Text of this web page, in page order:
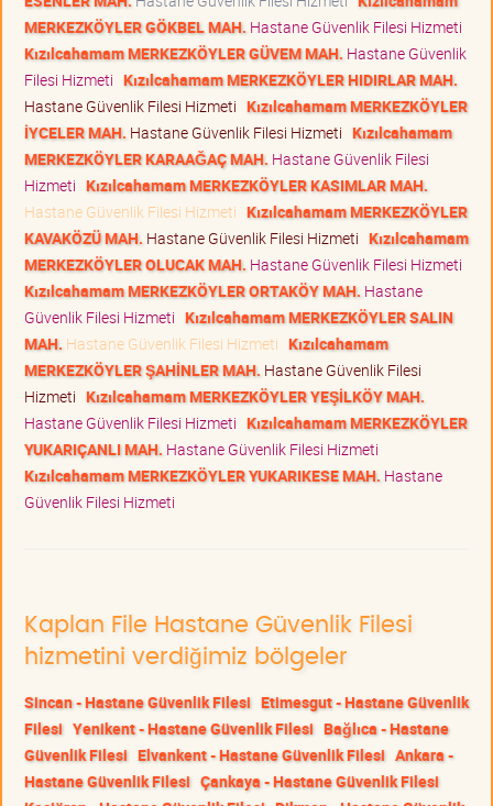
MERKEZKÖYLER GÖKBEL MAH. Hastane Güvenlik Filesi Hizmeti
Kızılcahamam MERKEZKÖYLER GÜVEM MAH. Hastane Güvenlik
Filesi Hizmeti Kızılcahamam MERKEZKÖYLER HIDIRLAR MAH.
Hastane Güvenlik Filesi Hizmeti Kızılcahamam MERKEZKÖYLER
İYCELER MAH. Hastane Güvenlik Filesi Hizmeti Kızılcahamam
MERKEZKÖYLER KARAAĞAÇ MAH. Hastane Güvenlik Filesi
Hizmeti Kızılcahamam MERKEZKÖYLER KASIMLAR MAH.
Hastane Güvenlik Filesi Hizmeti Kızılcahamam MERKEZKÖYLER
KAVAKÖZÜ MAH. Hastane Güvenlik Filesi Hizmeti Kızılcahamam
MERKEZKÖYLER OLUCAK MAH. Hastane Güvenlik Filesi Hizmeti
Kızılcahamam MERKEZKÖYLER ORTAKÖY MAH. Hastane
Güvenlik Filesi Hizmeti Kızılcahamam MERKEZKÖYLER SALIN
MAH. Hastane Güvenlik Filesi Hizmeti Kızılcahamam
MERKEZKÖYLER ŞAHİNLER MAH. Hastane Güvenlik Filesi
Hizmeti Kızılcahamam MERKEZKÖYLER YEŞİLKÖY MAH.
Hastane Güvenlik Filesi Hizmeti Kızılcahamam MERKEZKÖYLER
YUKARIÇANLI MAH. Hastane Güvenlik Filesi Hizmeti
Kızılcahamam MERKEZKÖYLER YUKARIKESE MAH. Hastane
Güvenlik Filesi Hizmeti
Kaplan File Hastane Güvenlik Filesi
hizmetini verdiğimiz bölgeler
Sincan - Hastane Güvenlik Filesi Etimesgut - Hastane Güvenlik
Filesi Yenikent - Hastane Güvenlik Filesi Bağlıca - Hastane
Güvenlik Filesi Elvankent - Hastane Güvenlik Filesi Ankara -
Hastane Güvenlik Filesi Çankaya - Hastane Güvenlik Filesi